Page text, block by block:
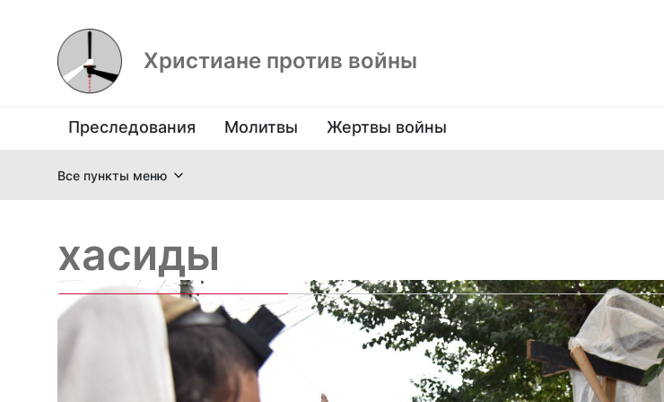
Христиане против войны
Преследования Молитвы Жертвы войны
Все пункты меню
хасиды